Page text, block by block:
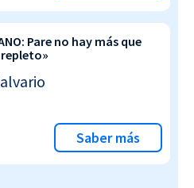
Pare no hay más que
Saber más